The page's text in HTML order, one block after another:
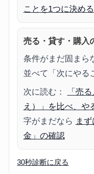
ことを1つに決める
売る・貸す・購入
条件がまだ固まら
並べて「次にやる
次に読む：
「売
え）」を比べ、や
字がまだなら ま
金」の確認
30秒診断に戻る